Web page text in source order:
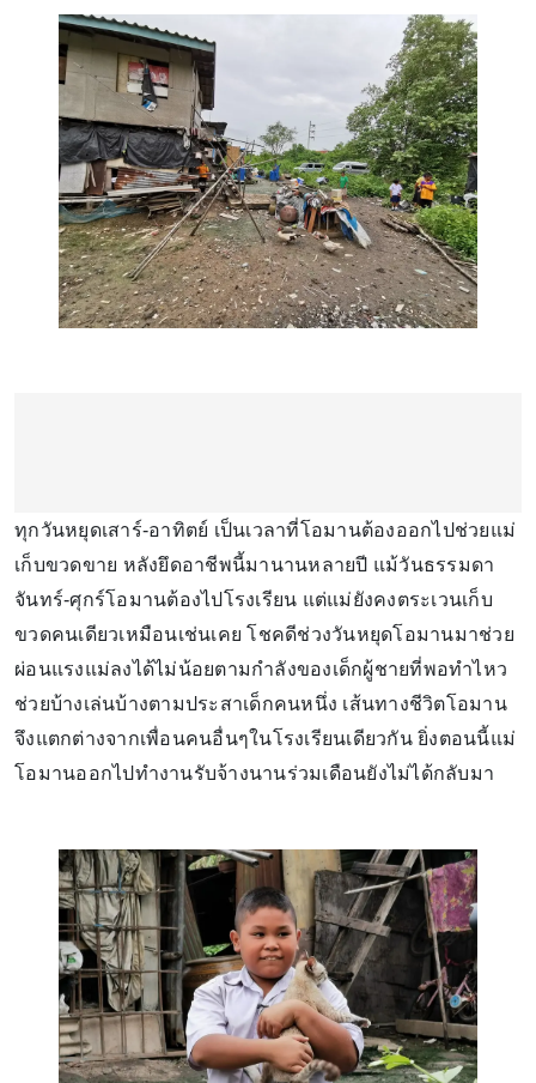
ทุกวันหยุดเสาร์-อาทิตย์ เป็นเวลาที่โอมานต้องออกไปช่วยแม่
เก็บขวดขาย หลังยึดอาชีพนี้มานานหลายปี แม้วันธรรมดา
จันทร์-ศุกร์โอมานต้องไปโรงเรียน แต่แม่ยังคงตระเวนเก็บ
ขวดคนเดียวเหมือนเช่นเคย โชคดีช่วงวันหยุดโอมานมาช่วย
ผ่อนแรงแม่ลงได้ไม่น้อยตามกำลังของเด็กผู้ชายที่พอทำไหว
ช่วยบ้างเล่นบ้างตามประสาเด็กคนหนึ่ง เส้นทางชีวิตโอมาน
จึงแตกต่างจากเพื่อนคนอื่นๆในโรงเรียนเดียวกัน ยิ่งตอนนี้แม่
โอมานออกไปทำงานรับจ้างนานร่วมเดือนยังไม่ได้กลับมา